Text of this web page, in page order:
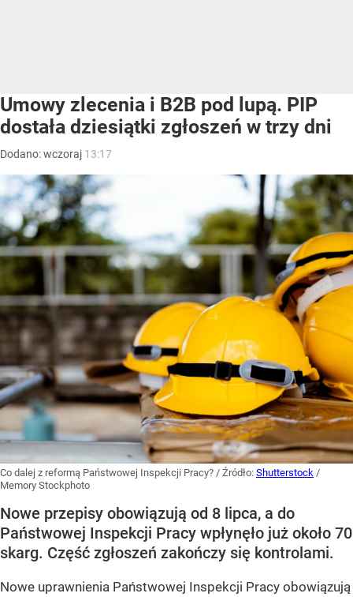
Umowy zlecenia i B2B pod lupą. PIP
dostała dziesiątki zgłoszeń w trzy dni
Dodano:wczoraj 13:17
Co dalej z reformą Państwowej Inspekcji Pracy? / Źródło: Shutterstock /
Memory Stockphoto
Nowe przepisy obowiązują od 8 lipca, a do
Państwowej Inspekcji Pracy wpłynęło już około 70
skarg. Część zgłoszeń zakończy się kontrolami.
Nowe uprawnienia Państwowej Inspekcji Pracy obowiązują